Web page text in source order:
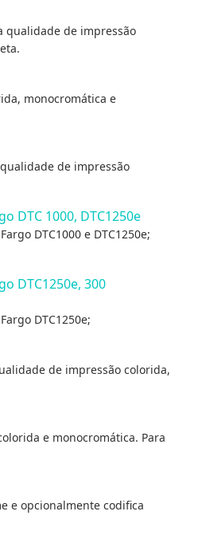
qualidade de impressão
monocromática e
de impressão
DTC 1000, DTC1250e
DTC1000 e DTC1250e;
DTC1250e, 300
DTC1250e;
de impressão colorida,
e monocromática. Para
e opcionalmente codifica